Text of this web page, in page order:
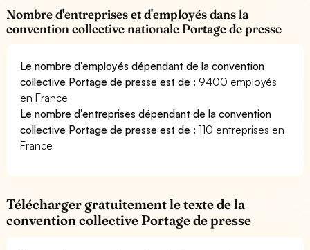
Nombre d'entreprises et d'employés dans la
convention collective nationale Portage de presse
Le nombre d'employés dépendant de la convention
collective Portage de presse est de :9400 employés
en France
Le nombre d'entreprises dépendant de la convention
collective Portage de presse est de :110 entreprises en
France
Télécharger gratuitement le texte de la
convention collective Portage de presse